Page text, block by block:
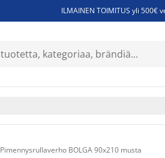
ILMAINEN TOIMITUS yli 500€
Pimennysrullaverho BOLGA 90x210 musta